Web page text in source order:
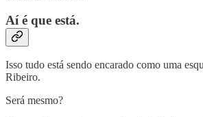
Aí é que está.
Isso tudo está sendo encarado como uma
Ribeiro.
Será mesmo?